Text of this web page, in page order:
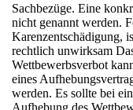
Sachbezüge. Eine
nicht genannt werden.
Karenzentschädigung,
rechtlich unwirksam
Wettbewerbsverbot
eines
werden. Es sollte bei
Aufhebung des